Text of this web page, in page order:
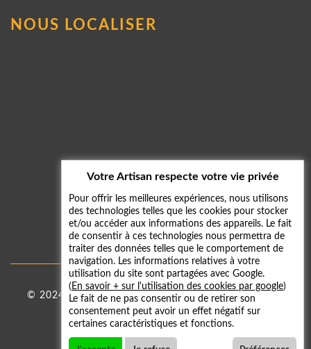
NOUS LOCALISER
© 2024 - 2026Taxi 59 |Mentions légales-Galerie
photos
Votre Artisan respecte votre vie privée
Pour offrir les meilleures expériences, nous utilisons
des technologies telles que les cookies pour stocker
et/ou accéder aux informations des appareils. Le fait
de consentir à ces technologies nous permettra de
traiter des données telles que le comportement de
navigation. Les informations relatives à votre
utilisation du site sont partagées avec Google.
( En savoir + sur l'utilisation des cookies par google)
Le fait de ne pas consentir ou de retirer son
consentement peut avoir un effet négatif sur
certaines caractéristiques et fonctions.